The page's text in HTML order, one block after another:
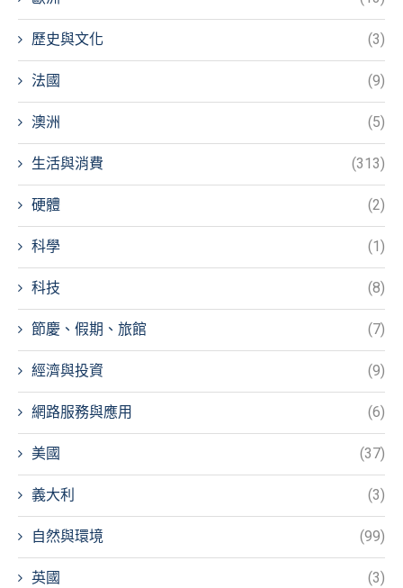
歷史與文化 (3)
法國 (9)
澳洲 (5)
生活與消費 (313)
硬體 (2)
科學 (1)
科技 (8)
節慶、假期、旅館 (7)
經濟與投資 (9)
網路服務與應用 (6)
美國 (37)
義大利 (3)
自然與環境 (99)
英國 (3)